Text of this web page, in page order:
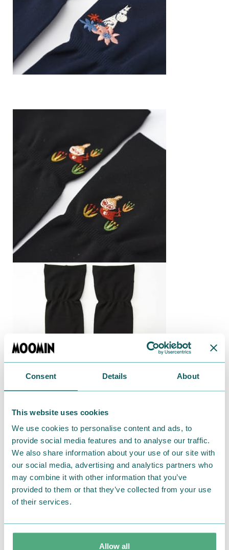
Consent Details About
This website uses cookies
We use cookies to personalise content and ads, to
provide social media features and to analyse our traffic.
We also share information about your use of our site with
our social media, advertising and analytics partners who
may combine it with other information that you’ve
provided to them or that they’ve collected from your use
of their services.
Allow all